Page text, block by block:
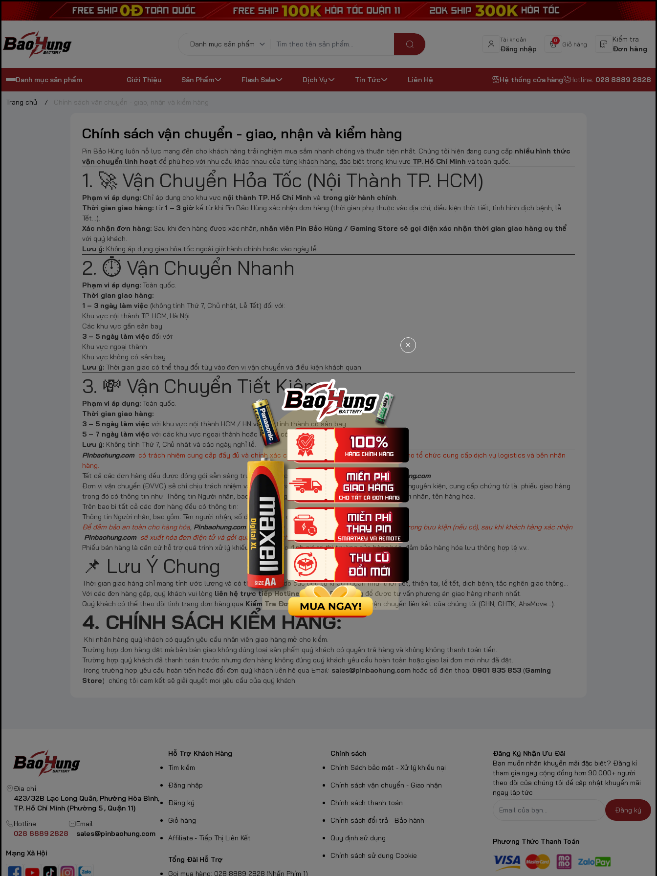
Tài khoản
Đăng nhập
0
Giỏ hàng
Kiểm tra
Đơn hàng
Danh mục sản phẩm Giới Thiệu Sản Phẩm Flash Sale Dịch Vụ Tin Tức Liên Hệ Hệ thống cửa hàng Hotline: 028 8889 2828
Trang chủ / Chính sách vận chuyển - giao, nhận và kiểm hàng
Chính sách vận chuyển - giao, nhận và kiểm hàng
Pin Bảo Hùng luôn nỗ lực mang đến cho khách hàng trải nghiệm mua sắm nhanh chóng và thuận tiện nhất. Chúng tôi hiện đang cung cấp nhiều hình thức
vận chuyển linh hoạt để phù hợp với nhu cầu khác nhau của từng khách hàng, đặc biệt trong khu vực TP. Hồ Chí Minh và toàn quốc.
1. 🚀 Vận Chuyển Hỏa Tốc (Nội Thành TP. HCM)
Phạm vi áp dụng: Chỉ áp dụng cho khu vực nội thành TP. Hồ Chí Minh và trong giờ hành chính.
Thời gian giao hàng:từ 1 – 3 giờ kể từ khi Pin Bảo Hùng xác nhận đơn hàng (thời gian phụ thuộc vào địa chỉ, điều kiện thời tiết, tình hình dịch bệnh, lễ
Tết...).
Xác nhận đơn hàng: Sau khi đơn hàng được xác nhận, nhân viên Pin Bảo Hùng / Gaming Store sẽ gọi điện xác nhận thời gian giao hàng cụ thể
với quý khách.
Lưu ý:Không áp dụng giao hỏa tốc ngoài giờ hành chính hoặc vào ngày lễ.
2. ⏱️ Vận Chuyển Nhanh
Phạm vi áp dụng: Toàn quốc.
Thời gian giao hàng:
1 – 3 ngày làm việc (không tính Thứ 7, Chủ nhật, Lễ Tết) đối với:
Khu vực nội thành TP. HCM, Hà Nội
Các khu vực gần sân bay
3 – 5 ngày làm việc đối với:
Khu vực ngoại thành
Khu vực không có sân bay
Lưu ý:Thời gian giao có thể thay đổi tùy vào đơn vị vận chuyển và điều kiện khách quan.
3. 💸 Vận Chuyển Tiết Kiệm
Phạm vi áp dụng: Toàn quốc.
Thời gian giao hàng:
3 – 5 ngày làm việc với khu vực nội thành HCM / HN và các tỉnh thành có sân bay.
5 – 7 ngày làm việc với các khu vực ngoại thành hoặc không có sân bay.
Lưu ý:Không tính Thứ 7, Chủ nhật và các ngày nghỉ lễ.
Pinbaohung.com có trách nhiệm cung cấp đầy đủ và chính xác các chứng từ liên quan đến hàng hóa cho tổ chức cung cấp dịch vụ logistics và bên nhận
hàng.
Tất cả các đơn hàng đều được đóng gói sẵn sàng trước khi vận chuyển, được niêm phong bởiPinbaohung.com
Đơn vị vận chuyển (ĐVVC) sẽ chỉ chịu trách nhiệm vận chuyển hàng hóa theo nguyên tắc “nguyên đai, nguyên kiện, cung cấp chứng từ là phiếu giao hàng
trong đó có thông tin như: Thông tin Người nhận, bao gồm: Tên người nhận, số điện thoại và địa chỉ người nhận, tên hàng hóa.
Trên bao bì tất cả các đơn hàng đều có thông tin:
Thông tin Người nhận, bao gồm: Tên người nhận, số điện thoại và địa chỉ người nhận.
Để đảm bảo an toàn cho hàng hóa, Pinbaohung.com sẽ gửi kèm Phiếu bán hàng hợp lệ của sản phẩm trong bưu kiện (nếu có), sau khi khách hàng xác nhận
Pinbaohung.com sẽ xuất hóa đơn điện tử và gởi qua mail của khách hàng cung cấp.
Phiếu bán hàng là căn cứ hỗ trợ quá trình xử lý khiếu nại như: xác định giá trị thị trường của hàng hóa, đảm bảo hàng hóa lưu thông hợp lệ v.v..
📌 Lưu Ý Chung
Thời gian giao hàng chỉ mang tính ước lượng và có thể thay đổi do các yếu tố khách quan như: thời tiết, thiên tai, lễ tết, dịch bệnh, tắc nghẽn giao thông...
Với các đơn hàng gấp, quý khách vui lòng liên hệ trực tiếp Hotline của Pin Bảo Hùng để được tư vấn phương án giao hàng nhanh nhất.
Quý khách có thể theo dõi tình trạng đơn hàng qua Kiểm Tra Đơn Hàng, hoặc các đơn vị vận chuyển liên kết của chúng tôi (GHN, GHTK, AhaMove...).
4. CHÍNH SÁCH KIỂM HÀNG:
Khi nhận hàng quý khách có quyền yêu cầu nhân viên giao hàng mở cho kiểm.
Trường hợp đơn hàng đặt mà bên bán giao không đúng loại sản phẩm quý khách có quyền trả hàng và không không thanh toán tiền.
Trường hợp quý khách đã thanh toán trước nhưng đơn hàng không đúng quý khách yêu cầu hoàn toàn hoặc giao lại đơn mới như đã đặt.
Trong trường hợp yêu cầu hoàn tiền hoặc đổi đơn quý khách liên hệ qua Email: sales@pinbaohung.comhoặc số điện thoại 0901 835 853(Gaming
Store) chúng tôi cam kết sẽ giải quyết mọi yêu cầu của quý khách.
Địa chỉ
423/32B Lạc Long Quân, Phường Hòa Bình,
TP. Hồ Chí Minh (Phường 5 , Quận 11)
Hotline
028 8889 2828
Email
sales@pinbaohung.com
Mạng Xã Hội
Hỗ Trợ Khách Hàng
Tìm kiếm
Đăng nhập
Đăng ký
Giỏ hàng
Affiliate - Tiếp Thị Liên Kết
Tổng Đài Hỗ Trợ
Gọi mua hàng: 028 8889 2828 (Nhấn Phím 1)
Chính sách
Chính Sách bảo mật - Xử lý khiếu nại
Chính sách vận chuyển - Giao nhận
Chính sách thanh toán
Chính sách đổi trả - Bảo hành
Quy định sử dụng
Chính sách sử dụng Cookie
Đăng Ký Nhận Ưu Đãi
Bạn muốn nhận khuyến mãi đặc biệt? Đăng kí
tham gia ngay cộng đồng hơn 90.000+ người
theo dõi của chúng tôi để cập nhật khuyến mãi
ngay lập tức
Đăng ký
Phương Thức Thanh Toán